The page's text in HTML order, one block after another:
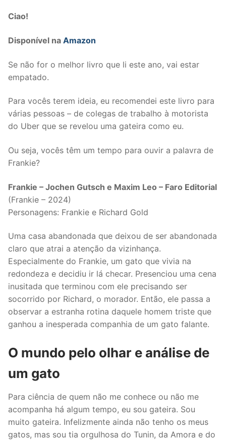
Ciao!
Disponível na Amazon
Se não for o melhor livro que li este ano, vai estar
empatado.
Para vocês terem ideia, eu recomendei este livro para
várias pessoas – de colegas de trabalho à motorista
do Uber que se revelou uma gateira como eu.
Ou seja, vocês têm um tempo para ouvir a palavra de
Frankie?
Frankie – Jochen Gutsch e Maxim Leo – Faro Editorial
(Frankie – 2024)
Personagens: Frankie e Richard Gold
Uma casa abandonada que deixou de ser abandonada
claro que atrai a atenção da vizinhança.
Especialmente do Frankie, um gato que vivia na
redondeza e decidiu ir lá checar. Presenciou uma cena
inusitada que terminou com ele precisando ser
socorrido por Richard, o morador. Então, ele passa a
observar a estranha rotina daquele homem triste que
ganhou a inesperada companhia de um gato falante.
O mundo pelo olhar e análise de
um gato
Para ciência de quem não me conhece ou não me
acompanha há algum tempo, eu sou gateira. Sou
muito gateira. Infelizmente ainda não tenho os meus
gatos, mas sou tia orgulhosa do Tunin, da Amora e do